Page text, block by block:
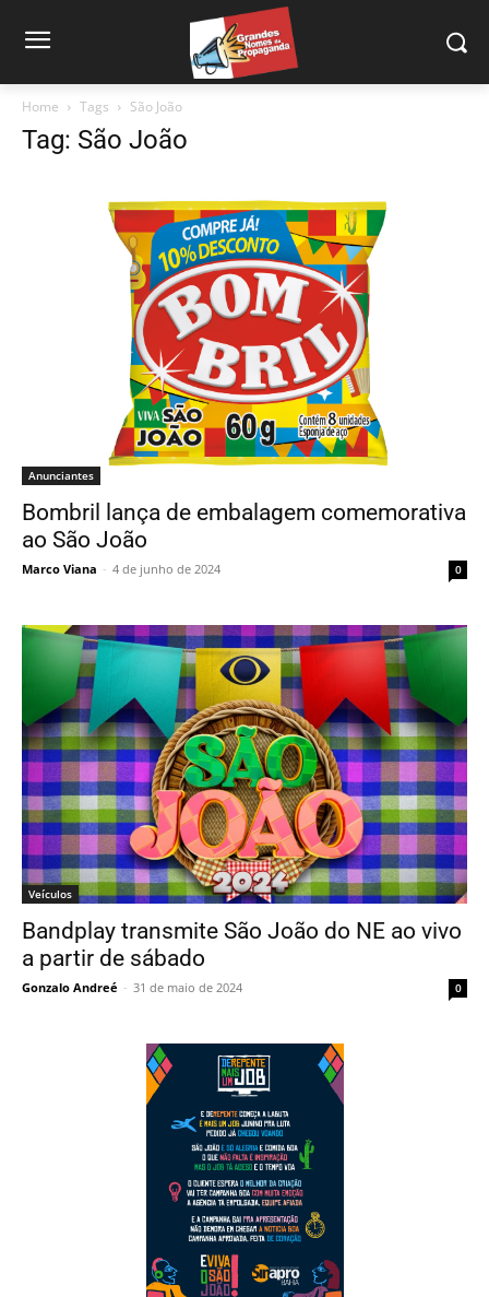
Home Tags São João
Tag: São João
Anunciantes
Bombril lança de embalagem comemorativa
ao São João
Marco Viana - 4 de junho de 2024 0
Veículos
Bandplay transmite São João do NE ao vivo
a partir de sábado
Gonzalo Andreé - 31 de maio de 2024 0